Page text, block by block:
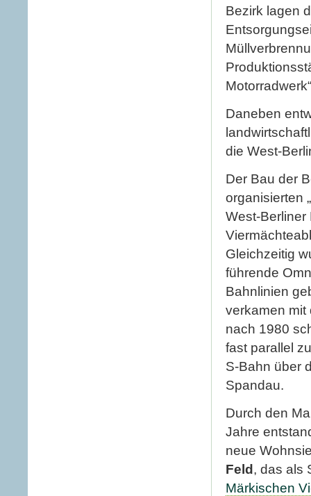
Bezirk lagen
Daneben
die West-
Der Bau der
organisierten
West-
Gleichzeitig
führende
Bahnlinien
verkamen mit
nach 1980
fast parallel
S-Bahn über
Spandau.
Durch den
Jahre
neue
Feld , das als
Märkischen